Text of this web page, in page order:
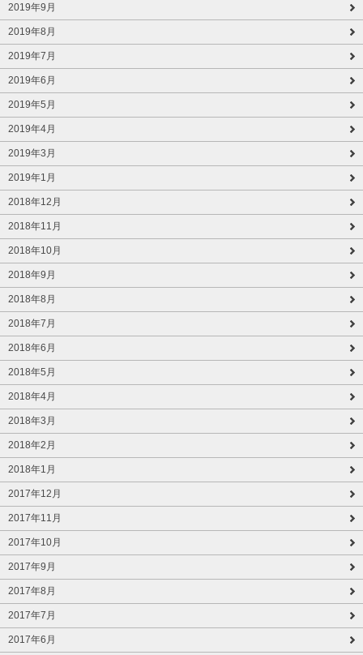
2019年9月
2019年8月
2019年7月
2019年6月
2019年5月
2019年4月
2019年3月
2019年1月
2018年12月
2018年11月
2018年10月
2018年9月
2018年8月
2018年7月
2018年6月
2018年5月
2018年4月
2018年3月
2018年2月
2018年1月
2017年12月
2017年11月
2017年10月
2017年9月
2017年8月
2017年7月
2017年6月